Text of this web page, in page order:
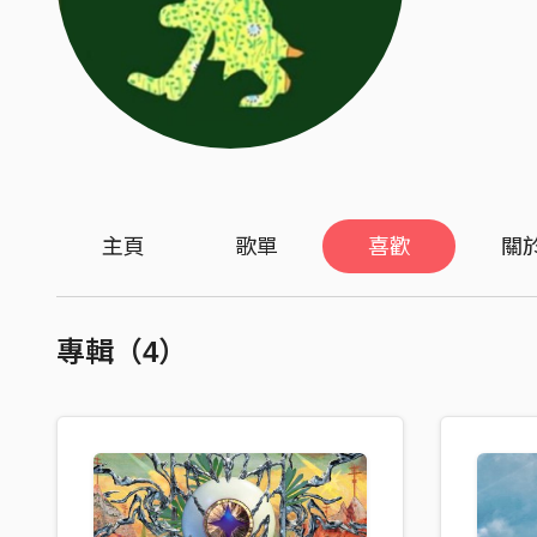
主頁 歌單 喜歡 關
專輯（4）